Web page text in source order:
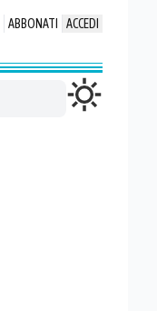
ABBONATI ACCEDI